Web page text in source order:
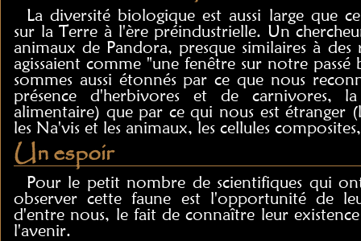
La diversité biologique est aussi large que
sur la Terre à l'ère préindustrielle. Un
animaux de Pandora, presque similaires à des
agissaient comme "une fenêtre sur notre
sommes aussi étonnés par ce que nous
présence d'herbivores et de carnivores,
alimentaire) que par ce qui nous est étranger
les Na'vis et les animaux, les cellules
Un espoir
Pour le petit nombre de scientifiques qui
observer cette faune est l'opportunité de
d'entre nous, le fait de connaître leur
l'avenir.